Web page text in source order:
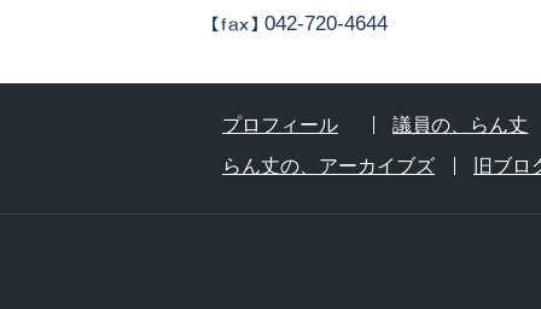
042-720-4644
プロフィール
議員の、らん丈
らん丈の、アーカイブズ
旧ブロ